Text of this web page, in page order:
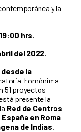
y la
hrs.
del 2022.
la
homónima
51 proyectos
presente la
Red de Centros
en Roma
de Indias.